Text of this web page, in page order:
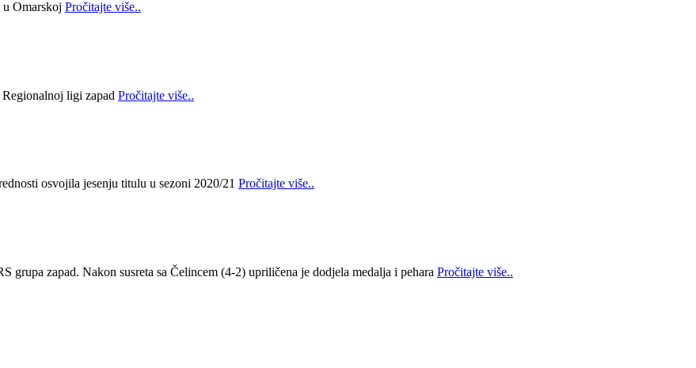
Omarskoj Pročitajte više..
ligi zapad Pročitajte više..
osvojila jesenju titulu u sezoni 2020/21 Pročitajte više..
zapad. Nakon susreta sa Čelincem (4-2) upriličena je dodjela medalja i pehara Pročitajte više..